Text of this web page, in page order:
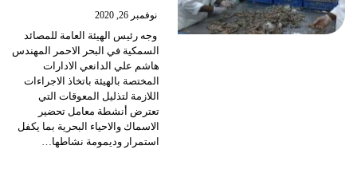
نوفمبر 26, 2020
وجه رئيس الهيئة العامة للمصائد
السمكية في البحر الاحمر المهندس
هاشم علي الدانعي الادارات
المختصة بالهيئة باتخاذ الاجراءات
اللازمة لتذليل المعوقات التي
تعترض أنشطة معامل تحضير
الاسماك والاحياء البحرية بما يكفل
استمرار وديمومة نشاطها…